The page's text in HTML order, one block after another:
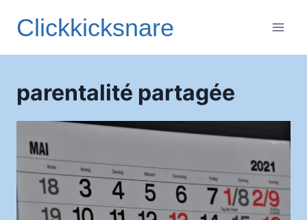
Clickkicksnare
parentalité partagée